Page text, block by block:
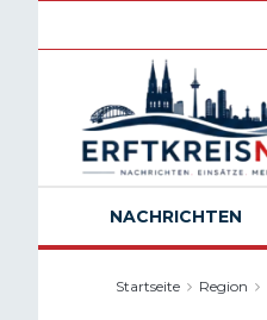
NACHRICHTEN
Startseite Region